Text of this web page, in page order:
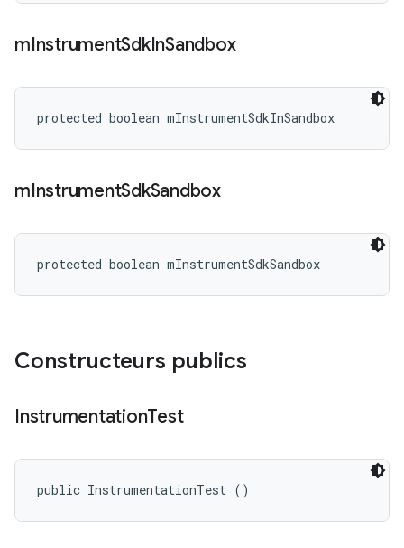
mInstrumentSdkInSandbox
protected boolean mInstrumentSdkInSandbox
mInstrumentSdkSandbox
protected boolean mInstrumentSdkSandbox
Constructeurs publics
InstrumentationTest
public InstrumentationTest ()